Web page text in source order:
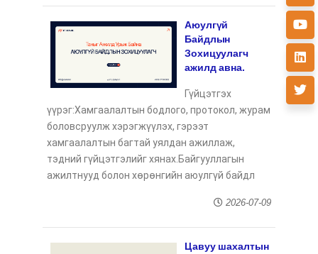
Аюулгүй
Байдлын
Зохицуулагч
ажилд авна.
Гүйцэтгэх
үүрэг:Хамгаалалтын бодлого, протокол, журам
боловсруулж хэрэгжүүлэх, гэрээт
хамгаалалтын багтай уялдан ажиллаж,
тэдний гүйцэтгэлийг хянах.Байгууллагын
ажилтнууд болон хөрөнгийн аюулгүй байдл
2026-07-09
Цавуу шахалтын